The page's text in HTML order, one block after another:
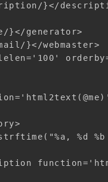
}</
}</generator>
}</webmaster>
%d %b